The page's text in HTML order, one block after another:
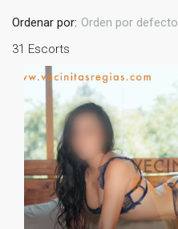
31 Escorts
Ordenar por: Orden por defecto